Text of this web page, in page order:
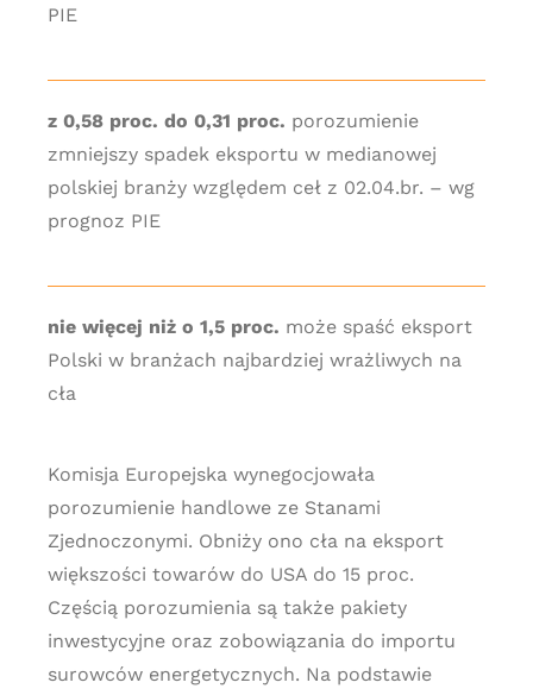
PIE
z 0,58 proc. do 0,31 proc. porozumienie
zmniejszy spadek eksportu w medianowej
polskiej branży względem ceł z 02.04.br. – wg
prognoz PIE
nie więcej niż o 1,5 proc. może spaść eksport
Polski w branżach najbardziej wrażliwych na
cła
Komisja Europejska wynegocjowała
porozumienie handlowe ze Stanami
Zjednoczonymi. Obniży ono cła na eksport
większości towarów do USA do 15 proc.
Częścią porozumienia są także pakiety
inwestycyjne oraz zobowiązania do importu
surowców energetycznych. Na podstawie